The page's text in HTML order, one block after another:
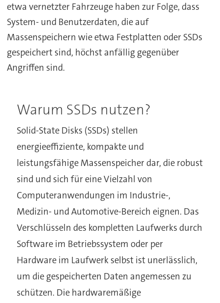
etwa vernetzter Fahrzeuge haben zur Folge, dass
System- und Benutzerdaten, die auf
Massenspeichern wie etwa Festplatten oder SSDs
gespeichert sind, höchst anfällig gegenüber
Angriffen sind.
Warum SSDs nutzen?
Solid-State Disks (SSDs) stellen
energieeffiziente, kompakte und
leistungsfähige Massenspeicher dar, die robust
sind und sich für eine Vielzahl von
Computeranwendungen im Industrie-,
Medizin- und Automotive-Bereich eignen. Das
Verschlüsseln des kompletten Laufwerks durch
Software im Betriebssystem oder per
Hardware im Laufwerk selbst ist unerlässlich,
um die gespeicherten Daten angemessen zu
schützen. Die hardwaremäßige